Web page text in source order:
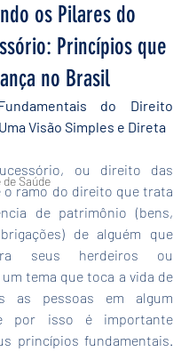
Saúde
os Pilares do
Princípios que
no Brasil
do Direito
Visão Simples e Direta
ou direito das
o ramo do direito que trata
de patrimônio (bens,
de alguém que
seus herdeiros ou
tema que toca a vida de
as pessoas em algum
por isso é importante
princípios fundamentais.